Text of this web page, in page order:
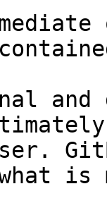
and
what